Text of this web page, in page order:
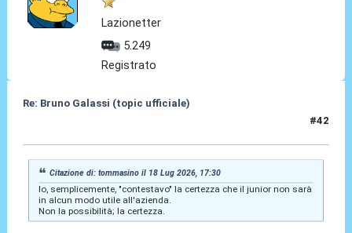
Lazionetter
5.249
Registrato
Re: Bruno Galassi (topic ufficiale)
#42
Citazione di: tommasino il 18 Lug 2026, 17:30
Io, semplicemente, "contestavo" la certezza che il junior non sarà
in alcun modo utile all'azienda.
Non la possibilità; la certezza.